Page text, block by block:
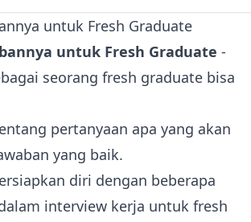
untuk Fresh Graduate -
seorang fresh graduate bisa
pertanyaan apa yang akan
yang baik.
diri dengan beberapa
interview kerja untuk fresh